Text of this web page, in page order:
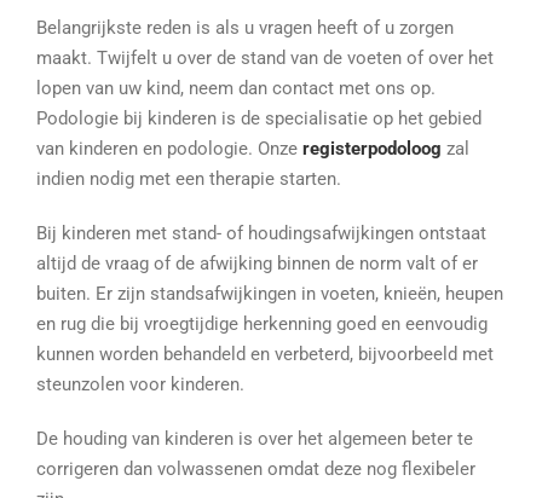
Belangrijkste reden is als u vragen heeft of u zorgen
maakt. Twijfelt u over de stand van de voeten of over het
lopen van uw kind, neem dan contact met ons op.
Podologie bij kinderen is de specialisatie op het gebied
van kinderen en podologie. Onze registerpodoloog zal
indien nodig met een therapie starten.
Bij kinderen met stand- of houdingsafwijkingen ontstaat
altijd de vraag of de afwijking binnen de norm valt of er
buiten. Er zijn standsafwijkingen in voeten, knieën, heupen
en rug die bij vroegtijdige herkenning goed en eenvoudig
kunnen worden behandeld en verbeterd, bijvoorbeeld met
steunzolen voor kinderen.
De houding van kinderen is over het algemeen beter te
corrigeren dan volwassenen omdat deze nog flexibeler